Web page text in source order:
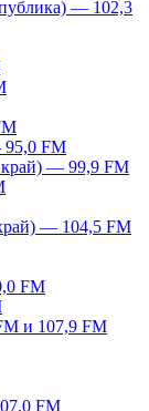
— 102,3
95,0 FM
— 99,9 FM
— 104,5 FM
FM
и 107,9 FM
FM